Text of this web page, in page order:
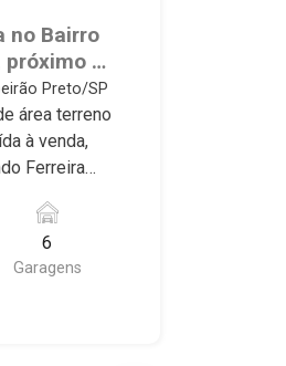
no Bairro
próximo à
Leite
Preto/SP
área terreno
à venda,
Ferreira
que a
para
6
Garagens